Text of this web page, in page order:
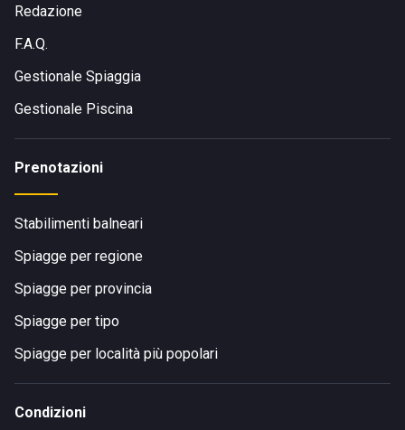
Castellabate in provincia di Salerno a sud del Golfo di
Napoli.
Redazione
F.A.Q.
Gestionale Spiaggia
Gestionale Piscina
Prenotazioni
Stabilimenti balneari
Spiagge per regione
Spiagge per provincia
Spiagge per tipo
Spiagge per località più popolari
Condizioni